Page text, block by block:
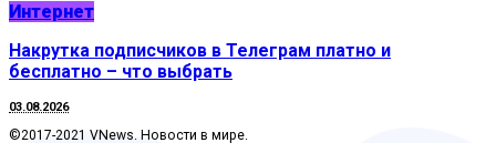
Интернет
Накрутка подписчиков в Телеграм платно и
бесплатно – что выбрать
03.08.2026
©2017-2021 VNews. Новости в мире.